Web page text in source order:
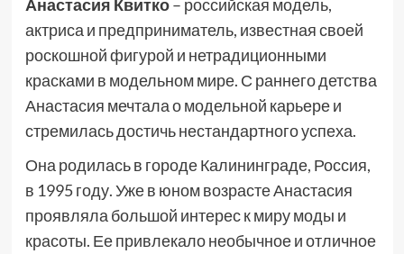
Анастасия Квитко– российская модель,
актриса и предприниматель, известная своей
роскошной фигурой и нетрадиционными
красками в модельном мире. С раннего детства
Анастасия мечтала о модельной карьере и
стремилась достичь нестандартного успеха.
Она родилась в городе Калининграде, Россия,
в 1995 году. Уже в юном возрасте Анастасия
проявляла большой интерес к миру моды и
красоты. Ее привлекало необычное и отличное